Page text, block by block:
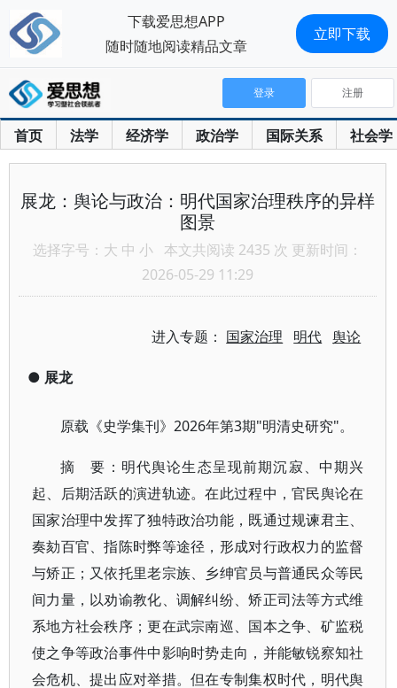
首页 法学 经济学 政治学 国际关系 社会学
登录 注册
展龙：舆论与政治：明代国家治理秩序的异样
图景
选择字号： 大 中 小 本文共阅读 2435 次 更新时间：
2026-05-29 11:29
进入专题： 国家治理 明代 舆论
● 展龙
原载《史学集刊》 2026年第3期"明清史研究"。
摘 要：明代舆论生态呈现前期沉寂、中期兴
起、后期活跃的演进轨迹。在此过程中，官民舆论在
国家治理中发挥了独特政治功能，既通过规谏君主、
奏劾百官、指陈时弊等途径，形成对行政权力的监督
与矫正；又依托里老宗族、乡绅官员与普通民众等民
间力量，以劝谕教化、调解纠纷、矫正司法等方式维
系地方社会秩序；更在武宗南巡、国本之争、矿监税
使之争等政治事件中影响时势走向，并能敏锐察知社
会危机、提出应对举措。但在专制集权时代，明代舆
下载爱思想APP
随时随地阅读精品文章
立即下载